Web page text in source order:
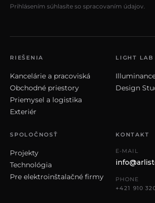
Prihlásením súhlasíte so spracovaním údajov.
RIEŠENIA
Kancelárie a pracoviská
Obchodné priestory
Priemysel a logistika
Exteriér
LIGHT LAB
Design
SPOLOČNOSŤ
Projekty
Technológia
Pre elektroinštalačné firmy
KONTAKT
E-MAIL
PHONE
+421 910